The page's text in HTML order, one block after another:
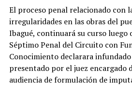
El proceso penal relacionado con
irregularidades en las obras del
Ibagué, continuará su curso luego
Séptimo Penal del Circuito con
Conocimiento declarara
presentado por el juez encargado
audiencia de formulación de